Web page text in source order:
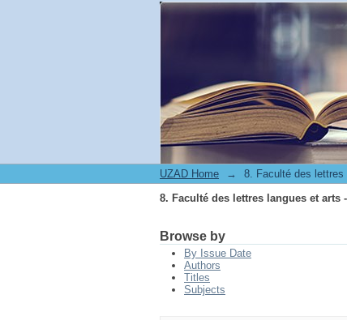
UZAD Home →
Browse by
By Issue Date
Authors
Titles
Subjects